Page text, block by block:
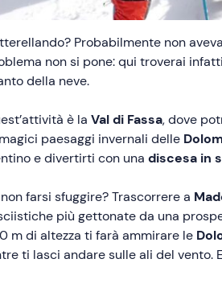
Probabilmente non
non si pone: qui troverai
della neve.
è la Val di Fassa, dove
paesaggi invernali delle
e divertirti con una discesa in
farsi sfuggire? Trascorrere a
più gettonate da una
m di altezza ti farà ammirare le
ti lasci andare sulle ali del